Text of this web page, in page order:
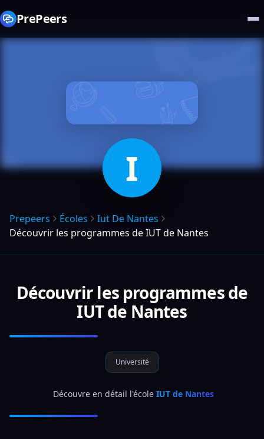
PrePeers
I
Prepeers Écoles
Iut De Nantes
Découvrir les programmes de IUT de Nantes
Découvrir les programmes de
IUT de Nantes
Université
Découvre en détail l'école IUT de Nantes